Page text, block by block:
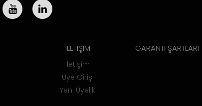
İLETİŞİM
İletişim
Üye Girişi
Yeni Üyelik
GARANTİ ŞARTLARI